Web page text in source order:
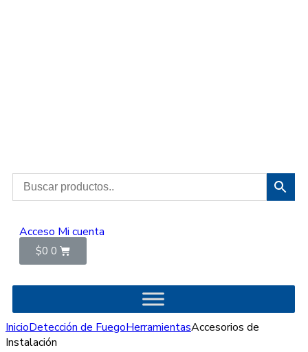
Acceso Mi cuenta
$0 0
InicioDetección de FuegoHerramientasAccesorios de
Instalación